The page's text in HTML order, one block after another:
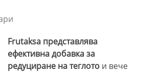
Frutaksa представлява
ефективна добавка за
редуциране на теглото и вече